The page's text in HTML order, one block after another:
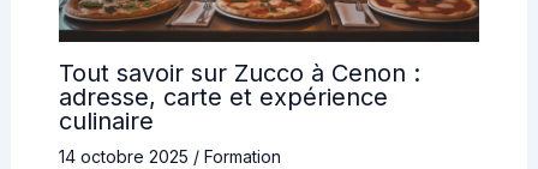
Tout savoir sur Zucco à Cenon :
adresse, carte et expérience
culinaire
14 octobre 2025 / Formation